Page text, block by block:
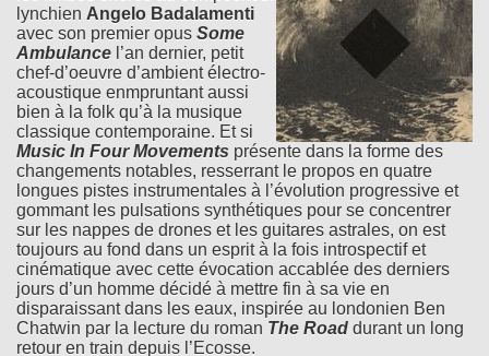
lynchien Angelo Badalamenti
avec son premier opus Some
Ambulance l’an dernier, petit
chef-d’oeuvre d’ambient électro-
acoustique enmpruntant aussi
bien à la folk qu’à la musique
classique contemporaine. Et si
Music In Four Movements présente dans la forme des
changements notables, resserrant le propos en quatre
longues pistes instrumentales à l’évolution progressive et
gommant les pulsations synthétiques pour se concentrer
sur les nappes de drones et les guitares astrales, on est
toujours au fond dans un esprit à la fois introspectif et
cinématique avec cette évocation accablée des derniers
jours d’un homme décidé à mettre fin à sa vie en
disparaissant dans les eaux, inspirée au londonien Ben
Chatwin par la lecture du roman The Road durant un long
retour en train depuis l’Ecosse.